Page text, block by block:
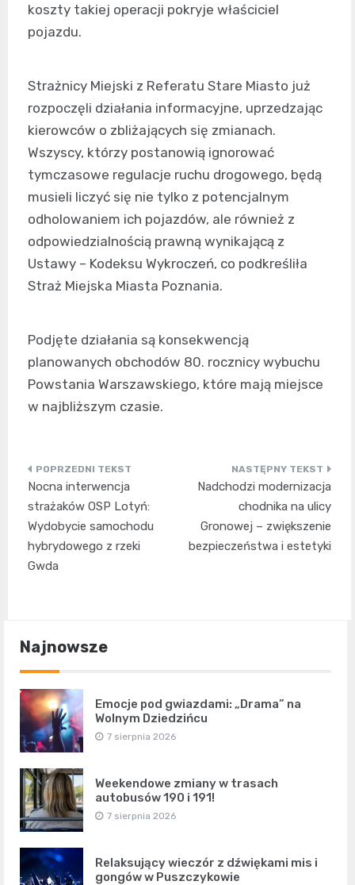
koszty takiej operacji pokryje właściciel
pojazdu.
Strażnicy Miejski z Referatu Stare Miasto już
rozpoczęli działania informacyjne, uprzedzając
kierowców o zbliżających się zmianach.
Wszyscy, którzy postanowią ignorować
tymczasowe regulacje ruchu drogowego, będą
musieli liczyć się nie tylko z potencjalnym
odholowaniem ich pojazdów, ale również z
odpowiedzialnością prawną wynikającą z
Ustawy – Kodeksu Wykroczeń, co podkreśliła
Straż Miejska Miasta Poznania.
Podjęte działania są konsekwencją
planowanych obchodów 80. rocznicy wybuchu
Powstania Warszawskiego, które mają miejsce
w najbliższym czasie.
Nawigacja
wpisu
Nocna interwencja
strażaków OSP Lotyń:
Wydobycie samochodu
hybrydowego z rzeki
Gwda
Nadchodzi modernizacja
chodnika na ulicy
Gronowej – zwiększenie
bezpieczeństwa i estetyki
Najnowsze
Emocje pod gwiazdami: „Drama” na
Wolnym Dziedzińcu
7 sierpnia 2026
Weekendowe zmiany w trasach
autobusów 190 i 191!
7 sierpnia 2026
Relaksujący wieczór z dźwiękami mis i
gongów w Puszczykowie